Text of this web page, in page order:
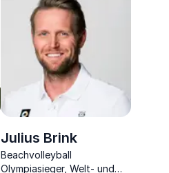
inspirierende Autorin – Ihr
Schlüssel zu
interdisziplinärer
Sportexpertise für Ihr
Unternehmen.
Julius Brink
Beachvolleyball
Olympiasieger, Welt- und